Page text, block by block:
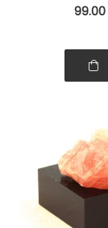
99.00